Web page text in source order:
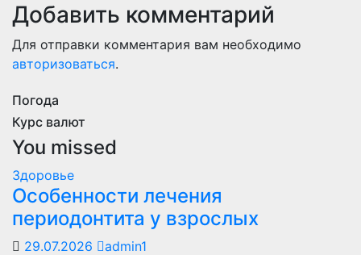
Добавить комментарий
Для отправки комментария вам необходимо
авторизоваться.
Погода
Курс валют
You missed
Здоровье
Особенности лечения
периодонтита у взрослых
29.07.2026
admin1